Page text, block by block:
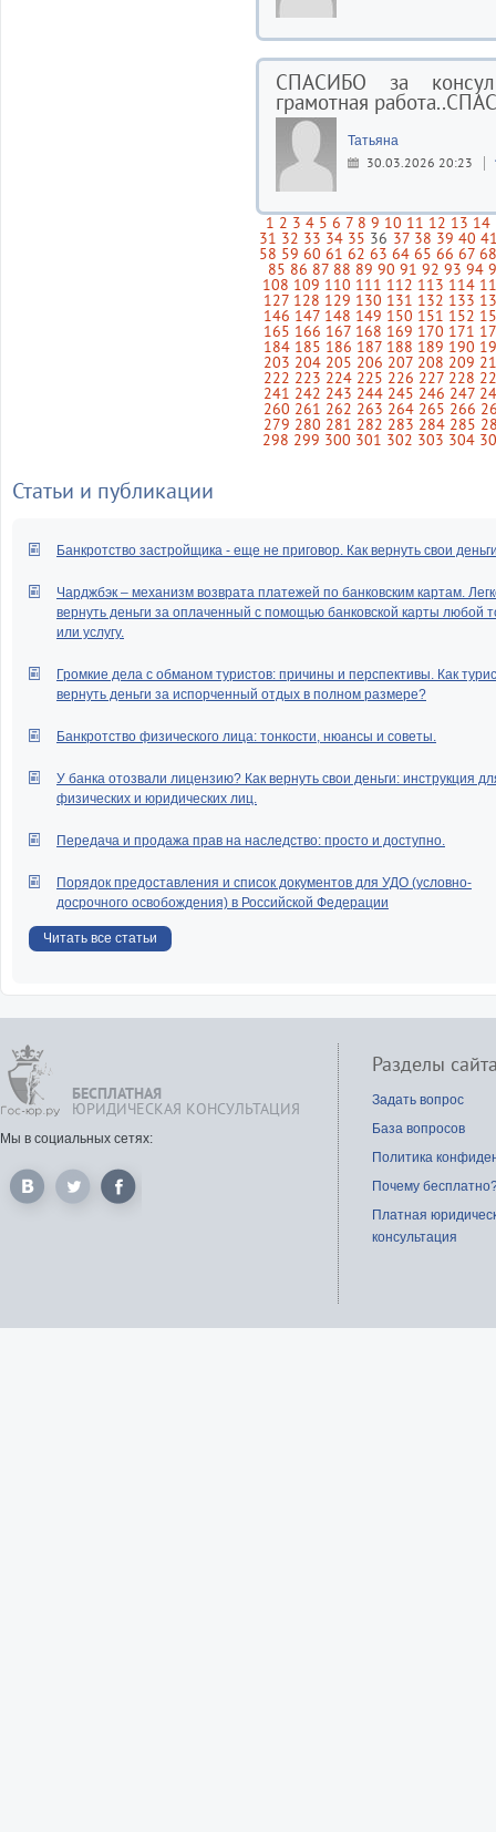
СПАСИБО за
грамотная
Татьяна
30.03.2026 20:23
1 2 3 4 5 6 7 8 9 10 11 12 13 14
31 32 33 34 35 36 37 38 39 40
58 59 60 61 62 63 64 65 66 67 68
85 86 87 88 89 90 91 92 93 94
108 109 110 111 112 113 114
127 128 129 130 131 132 133
146 147 148 149 150 151 152
165 166 167 168 169 170 171
184 185 186 187 188 189 190
203 204 205 206 207 208 209
222 223 224 225 226 227 228
241 242 243 244 245 246 247
260 261 262 263 264 265 266
279 280 281 282 283 284 285
298 299 300 301 302 303 304
Статьи и публикации
Банкротство застройщика - еще не приговор. Как вернуть свои
Чарджбэк – механизм возврата платежей по банковским картам.
вернуть деньги за оплаченный с помощью банковской карты любой
или услугу.
Громкие дела с обманом туристов: причины и перспективы. Как
вернуть деньги за испорченный отдых в полном размере?
Банкротство физического лица: тонкости, нюансы и советы.
У банка отозвали лицензию? Как вернуть свои деньги: инструкция
физических и юридических лиц.
Передача и продажа прав на наследство: просто и доступно.
Порядок предоставления и список документов для УДО (условно-
досрочного освобождения) в Российской Федерации
Читать все статьи
БЕСПЛАТНАЯ
ЮРИДИЧЕСКАЯ КОНСУЛЬТАЦИЯ
Мы в социальных сетях:
Разделы
Задать вопрос
База вопросов
Политика
Почему
Платная
консультация